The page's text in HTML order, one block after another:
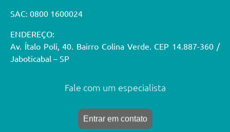
SAC: 0800 1600024
ENDEREÇO:
Av. Ítalo Poli, 40. Bairro Colina Verde. CEP 14.887-360 /
Jaboticabal – SP
Fale com um especialista
Entrar em contato